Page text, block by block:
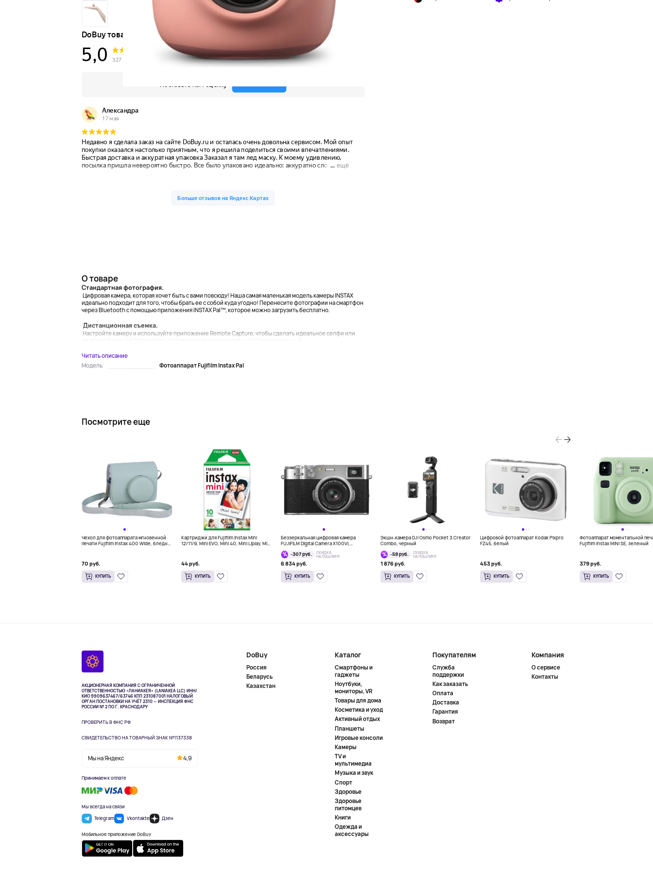
О товаре
Стандартная фотография.
Цифровая камера, которая хочет быть с вами повсюду! Наша самая маленькая модель камеры INSTAX
идеально подходит для того, чтобы брать ее с собой куда угодно! Перенесите фотографии на смартфон
через Bluetooth с помощью приложения INSTAX Pal™, которое можно загрузить бесплатно.
Дистанционная съемка.
Настройте камеру и используйте приложение Remote Capture, чтобы сделать идеальное селфи или
групповой снимок! Управляйте затвором со своего смартфона! Широкоугольный...
Читать описание
Модель
Фотоаппарат Fujifilm Instax Pal
Посмотрите еще
Чехол для фотоаппарата мгновенной
печати Fujifilm Instax 400 Wide, бледно-
70 руб.
КУПИТЬ
Картриджи для Fujifilm Instax Mini
12/11/9, Mini EVO, Mini 40, Mini Liplay, Mini
44 руб.
КУПИТЬ
Беззеркальная цифровая камера
FUJIFILM Digital Camera X100VI,
серебряный
-307 руб.
СКИДКА
НА ПОШЛИНУ
6 834 руб.
КУПИТЬ
Экшн-камера DJI Osmo Pocket 3 Creator
Combo, черный
-59 руб.
СКИДКА
НА ПОШЛИНУ
1 876 руб.
КУПИТЬ
Цифровой фотоаппарат Kodak Pixpro
FZ45, белый
453 руб.
КУПИТЬ
Фотоаппарат моментальной
Fujifilm Instax MINI SE, зеленый
379 руб.
КУПИТЬ
АКЦИОНЕРНАЯ КОМПАНИЯ С ОГРАНИЧЕННОЙ
ОТВЕТСТВЕННОСТЬЮ «ЛАНИАКЕЯ» (LANIAKEA LLC) ИНН/
КИО 9909637467/63746 КПП 231087001НАЛОГОВЫЙ
ОРГАН ПОСТАНОВКИ НА УЧЁТ 2310 — ИНСПЕКЦИЯ ФНС
РОССИИ № 2 ПО Г. КРАСНОДАРУ
ПРОВЕРИТЬ В ФНС РФ
СВИДЕТЕЛЬСТВО НА ТОВАРНЫЙ ЗНАК №1137338
Мы на Яндекс 4,9
Принимаем к оплате
Мы всегда на связи
Telegram
Vkontakte Дзен
Мобильное приложение DoBuy
DoBuy
Россия
Беларусь
Казахстан
Каталог
Смартфоны и
гаджеты
Ноутбуки,
мониторы, VR
Товары для дома
Косметика и уход
Активный отдых
Планшеты
Игровые консоли
Камеры
TV и
мультимедиа
Музыка и звук
Спорт
Здоровье
Здоровье
питомцев
Книги
Одежда и
аксессуары
Покупателям
Служба
поддержки
Как заказать
Оплата
Доставка
Гарантия
Возврат
Компания
О сервисе
Контакты